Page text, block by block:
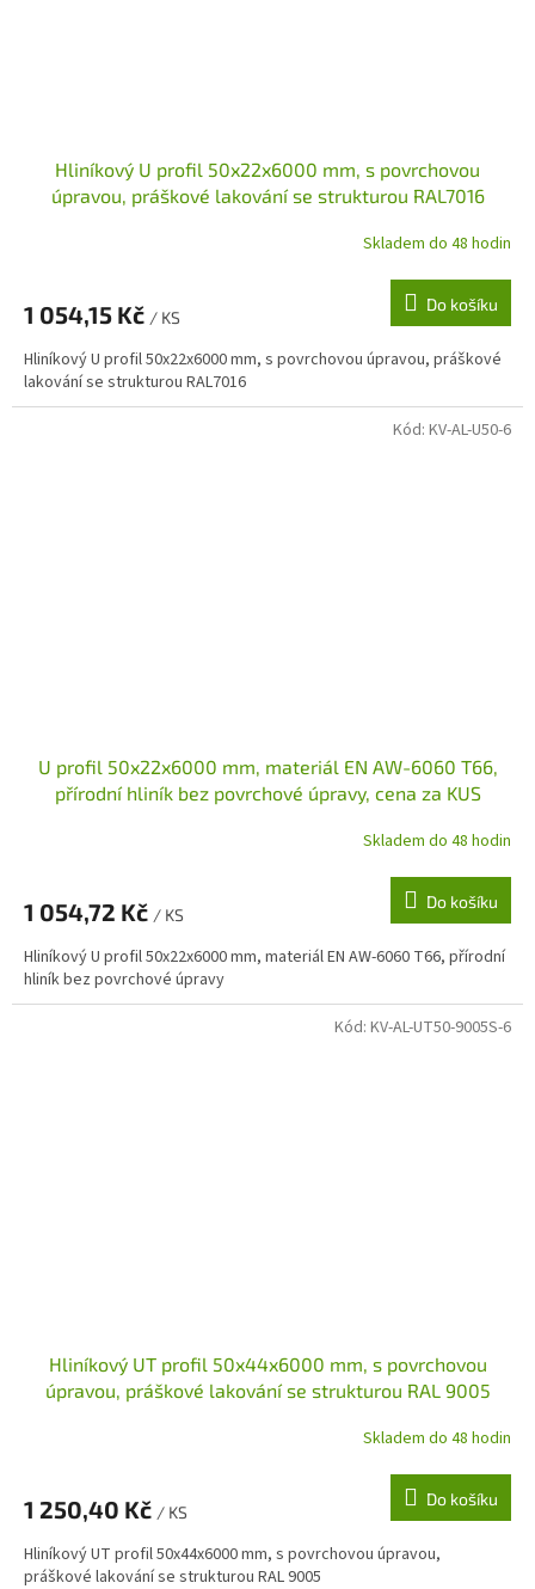
Hliníkový U profil 50x22x6000 mm, s povrchovou
úpravou, práškové lakování se strukturou RAL7016
Skladem do 48 hodin
1 054,15 Kč / KS
Do košíku
Hliníkový U profil 50x22x6000 mm, s povrchovou úpravou, práškové
lakování se strukturou RAL7016
U profil 50x22x6000 mm, materiál EN AW-6060 T66,
přírodní hliník bez povrchové úpravy, cena za KUS
Skladem do 48 hodin
1 054,72 Kč / KS
Do košíku
Hliníkový U profil 50x22x6000 mm, materiál EN AW-6060 T66, přírodní
hliník bez povrchové úpravy
Kód: KV-AL-U50-6
Hliníkový UT profil 50x44x6000 mm, s povrchovou
úpravou, práškové lakování se strukturou RAL 9005
Skladem do 48 hodin
1 250,40 Kč / KS
Do košíku
Hliníkový UT profil 50x44x6000 mm, s povrchovou úpravou,
práškové lakování se strukturou RAL 9005
Kód: KV-AL-UT50-9005S-6